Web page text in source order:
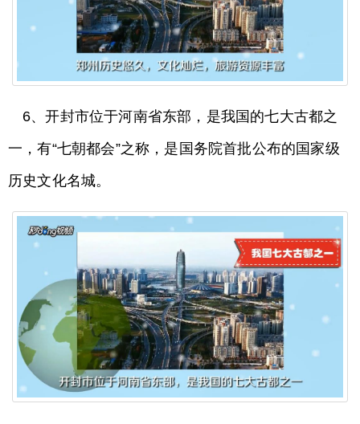
6、开封市位于河南省东部，是我国的七大古都之
一，有“七朝都会”之称，是国务院首批公布的国家级
历史文化名城。